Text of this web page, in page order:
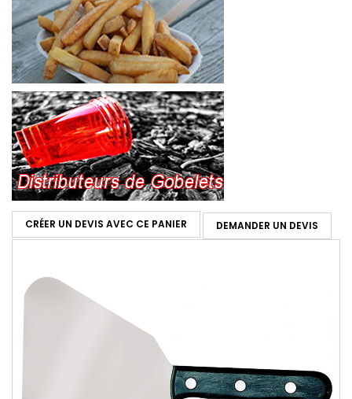
CRÉER UN DEVIS AVEC CE PANIER DEMANDER UN DEVIS